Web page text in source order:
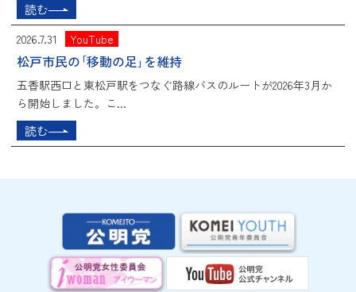
読む
2026.7.31 YouTube
松戸市民の｢移動の足｣を維持
五香駅西口と東松戸駅をつなぐ路線バスのルートが2026年3月か
ら開始しました。こ...
読む